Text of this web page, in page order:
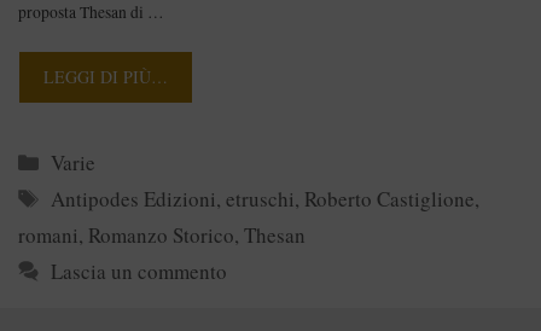
proposta Thesan di …
LEGGI DI PIÙ…
Categorie
Varie
Tag
Antipodes Edizioni,etruschi, Roberto Castiglione,
romani, Romanzo Storico, Thesan
Lascia un commento